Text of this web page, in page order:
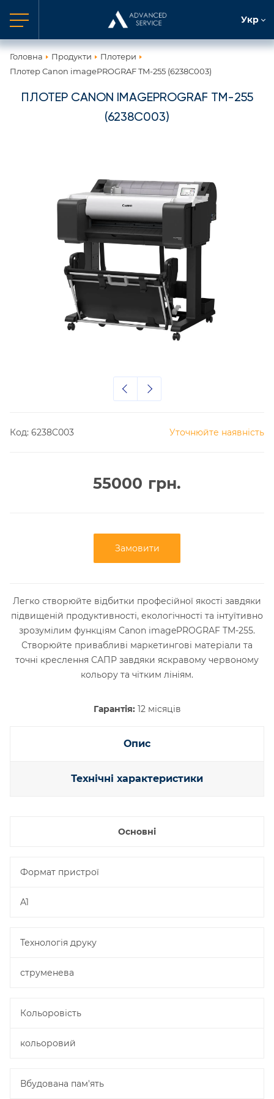
Укр
Головна Продукти
Плотери
Плотер Canon imagePROGRAF TM-255 (6238C003)
ПЛОТЕР CANON IMAGEPROGRAF TM-255
(6238C003)
Код: 6238C003 Уточнюйте наявність
55000 грн.
Замовити
Легко створюйте відбитки професійної якості завдяки
підвищеній продуктивності, екологічності та інтуїтивно
зрозумілим функціям Canon imagePROGRAF TM-255.
Створюйте привабливі маркетингові матеріали та
точні креслення САПР завдяки яскравому червоному
кольору та чітким лініям.
Гарантія:12 місяців
Опис
Технічні характеристики
Основні
Формат пристрої
A1
Технологія друку
струменева
Кольоровість
кольоровий
Вбудована пам'ять